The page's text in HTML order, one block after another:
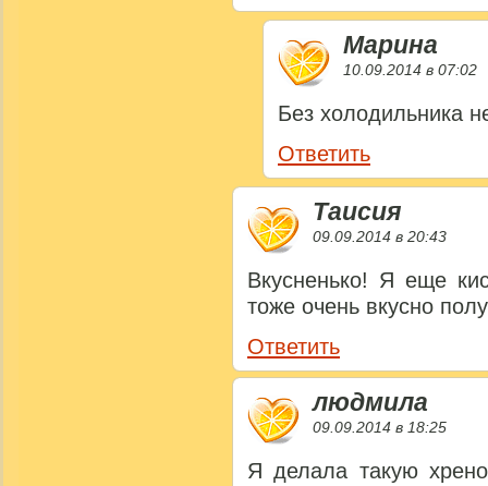
Марина
10.09.2014 в 07:02
Без холодильника
Ответить
Таисия
09.09.2014 в 20:43
Вкусненько! Я еще
тоже очень вкусно
Ответить
людмила
09.09.2014 в 18:25
Я делала такую